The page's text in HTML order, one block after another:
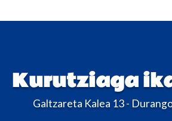
Kurutziaga
Galtzareta Kalea 13 -